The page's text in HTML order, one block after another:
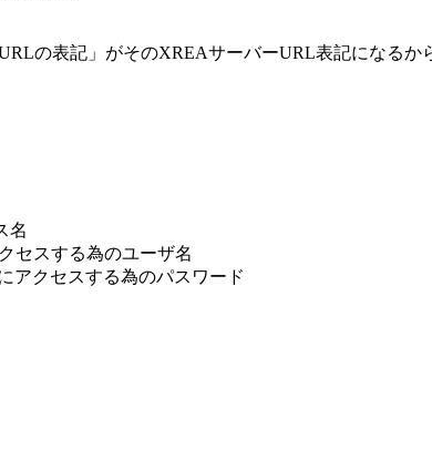
の表記」がそのXREAサーバーURL表記になるか
名
セスする為のユーザ名
アクセスする為のパスワード